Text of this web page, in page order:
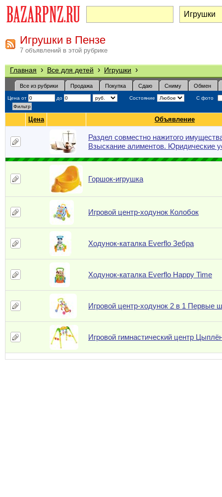
Игрушки в Пензе
7 объявлений в этой рубрике
Главная › Все для детей › Игрушки ›
Все из рубрики Продажа Покупка Сдаю Сниму Обмен
Цена от до Состояние С фото
Цена Объявление
Раздел совместно нажитого
Взыскание алиментов. Юридические
Горшок-игрушка
Игровой центр-ходунок Колобок
Ходунок-каталка Everflo Зебра
Ходунок-каталка Everflo Happy Time
Игровой центр-ходунок 2 в 1 Первые
Игровой гимнастический центр